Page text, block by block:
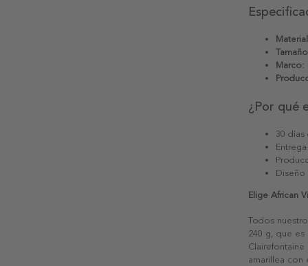
Marco:
¿Por qué
30
Diseño
Elige African
Todos
240 g, que
amarillea con